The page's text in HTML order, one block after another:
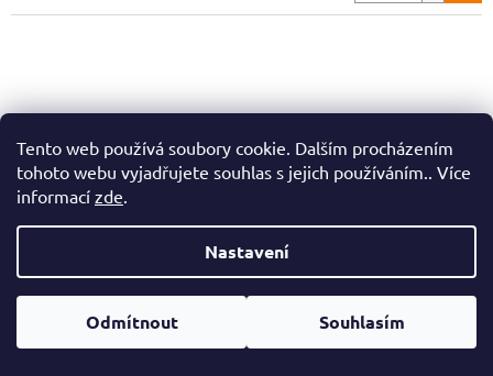
Tento web používá soubory cookie. Dalším procházením
tohoto webu vyjadřujete souhlas s jejich používáním.. Více
informací zde.
Nastavení
Odmítnout Souhlasím